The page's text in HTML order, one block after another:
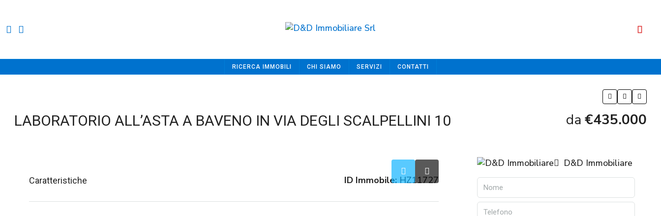
RICERCA IMMOBILI CHI SIAMO SERVIZI CONTATTI
LABORATORIO ALL’ASTA A BAVENO IN VIA DEGLI SCALPELLINI 10 da €435.000
Caratteristiche ID Immobile:HZ11727
D&D Immobiliare